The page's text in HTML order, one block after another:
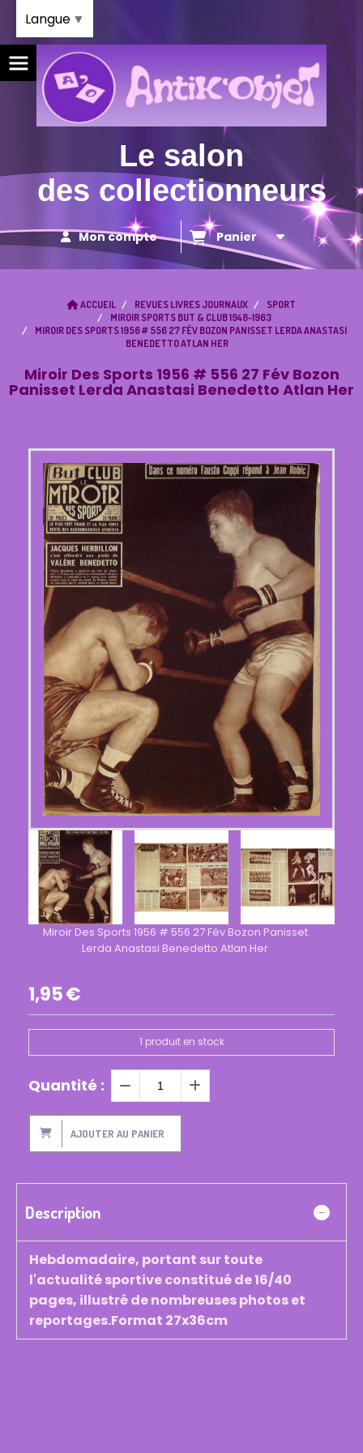
Le salon
des collectionneurs
Mon compte Panier
ACCUEIL REVUES LIVRES JOURNAUX
SPORT
MIROIR SPORTS BUT & CLUB 1948-1963
MIROIR DES SPORTS 1956 # 556 27 FÉV BOZON PANISSET LERDA ANASTASI
BENEDETTO ATLAN HER
Miroir Des Sports 1956 # 556 27 Fév Bozon
Panisset Lerda Anastasi Benedetto Atlan Her
Miroir Des Sports 1956 # 556 27 Fév Bozon Panisset
Lerda Anastasi Benedetto Atlan Her
1,95€
1 produit en stock
Quantité :
AJOUTER AU PANIER
Description
Hebdomadaire, portant sur toute
l'actualité sportive constitué de 16/40
pages, illustré de nombreuses photos et
reportages.Format 27x36cm
Langue ▼